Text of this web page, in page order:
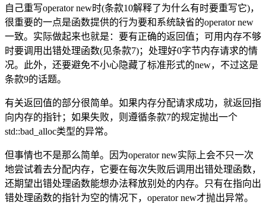
自己重写operator new时(条款10解释了为什么有时要重写它)，
很重要的一点是函数提供的行为要和系统缺省的operator new
一致。实际做起来也就是：要有正确的返回值；可用内存不够
时要调用出错处理函数(见条款7)；处理好0字节内存请求的情
况。此外，还要避免不小心隐藏了标准形式的new，不过这是
条款9的话题。
有关返回值的部分很简单。如果内存分配请求成功，就返回指
向内存的指针；如果失败，则遵循条款7的规定抛出一个
std::bad_alloc类型的异常。
但事情也不是那么简单。因为operator new实际上会不只一次
地尝试着去分配内存，它要在每次失败后调用出错处理函数，
还期望出错处理函数能想办法释放别处的内存。只有在指向出
错处理函数的指针为空的情况下，operator new才抛出异常。